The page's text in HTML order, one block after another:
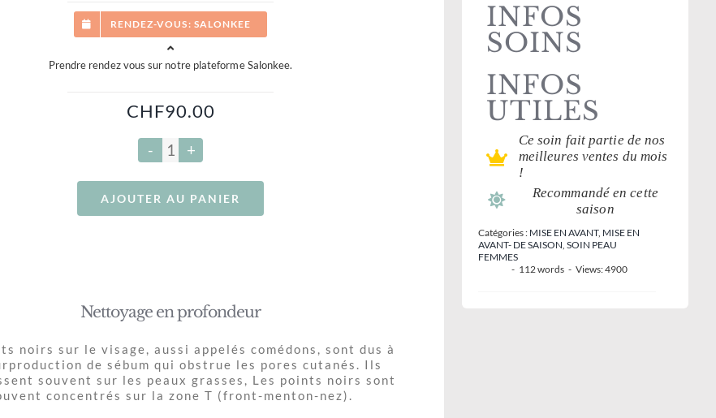
RENDEZ-VOUS: SALONKEE
Prendre rendez vous sur notre plateforme Salonkee.
CHF90.00
quantité
de
Soin
du
AJOUTER AU PANIER
Nettoyage en profondeur
noirs sur le visage, aussi appelés comédons, sont dus à
de sébum qui obstrue les pores cutanés. Ils
souvent sur les peaux grasses, Les points noirs sont
concentrés sur la zone T (front-menton-nez).
INFOS
SOINS
INFOS
UTILES
Ce soin fait partie de nos
meilleures ventes du mois
!
Recommandé en cette
saison
Catégories : MISE EN AVANT, MISE EN
AVANT- DE SAISON ,SOIN PEAU
FEMMES
- 112 words - Views: 4900